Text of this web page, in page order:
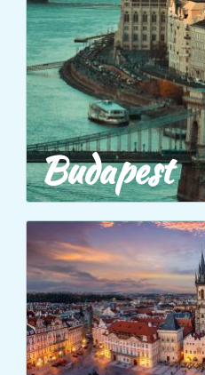
Budapest